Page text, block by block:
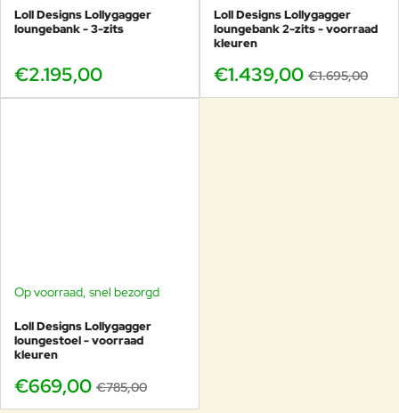
Loll Designs Lollygagger
loungebank - 3-zits
€2.195,00
Loll Designs Lollygagger
loungebank 2-zits - voorraad
kleuren
€1.439,00 €1.695,00
-15%
Op voorraad, snel bezorgd
Loll Designs Lollygagger
loungestoel - voorraad
kleuren
€669,00 €785,00